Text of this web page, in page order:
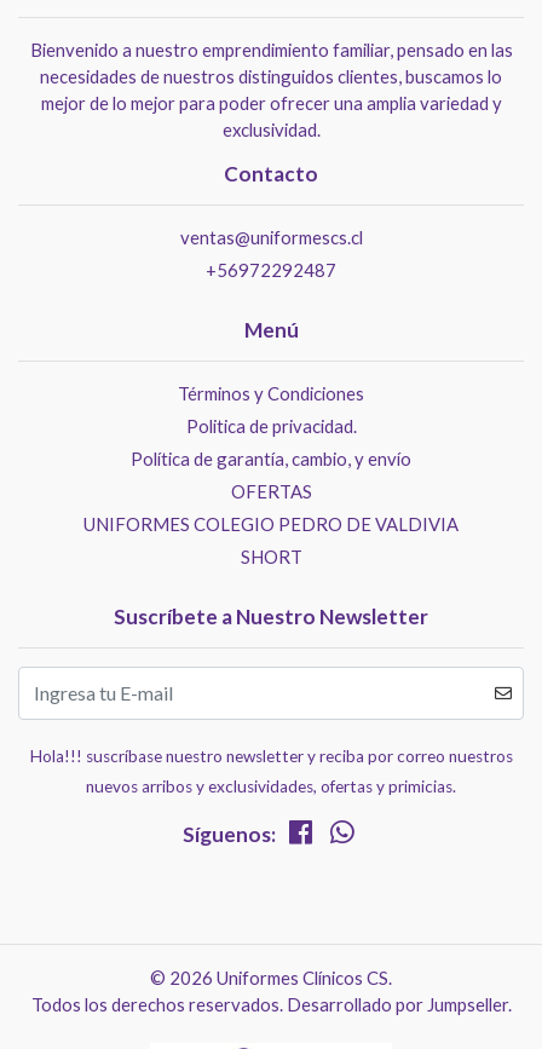
Bienvenido a nuestro emprendimiento familiar, pensado en las
necesidades de nuestros distinguidos clientes, buscamos lo
mejor de lo mejor para poder ofrecer una amplia variedad y
exclusividad.
Contacto
ventas@uniformescs.cl
+56972292487
Menú
Términos y Condiciones
Politica de privacidad.
Política de garantía, cambio, y envío
OFERTAS
UNIFORMES COLEGIO PEDRO DE VALDIVIA
SHORT
Suscríbete a Nuestro Newsletter
Hola!!! suscríbase nuestro newsletter y reciba por correo nuestros
nuevos arribos y exclusividades, ofertas y primicias.
Síguenos:
© 2026 Uniformes Clínicos CS.
Todos los derechos reservados. Desarrollado por Jumpseller.